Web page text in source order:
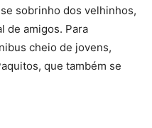
sobrinho dos velhinhos,
de amigos. Para
cheio de jovens,
que também se